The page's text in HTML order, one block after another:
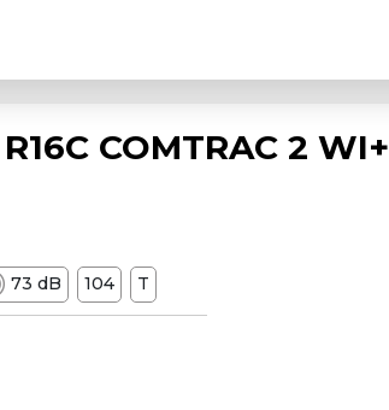
COMTRAC 2 WI+
73 dB 104 T